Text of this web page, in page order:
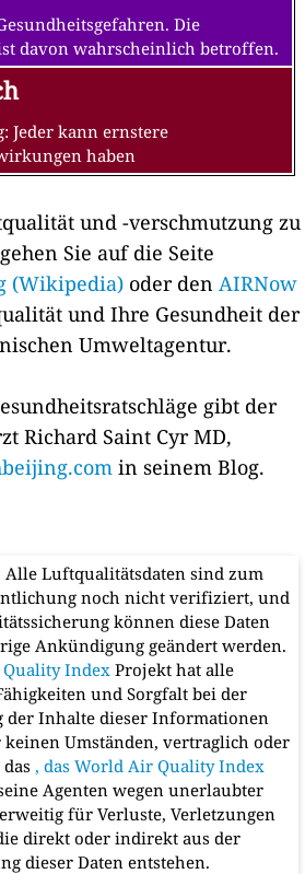
Die
davon wahrscheinlich betroffen.
Jeder kann ernstere
haben
und -verschmutzung zu
Sie auf die Seite
(Wikipedia)oder den AIRNow
und Ihre Gesundheit der
Umweltagentur.
gibt der
Richard Saint Cyr MD,
in seinem Blog.
Alle Luftqualitätsdaten sind zum
noch nicht verifiziert, und
können diese Daten
Ankündigung geändert werden.
Index Projekt hat alle
und Sorgfalt bei der
der Inhalte dieser Informationen
Umständen, vertraglich oder
, das World Air Quality Index
Agenten wegen unerlaubter
für Verluste, Verletzungen
direkt oder indirekt aus der
dieser Daten entstehen.